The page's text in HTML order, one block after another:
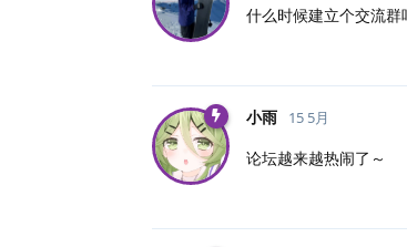
什么时候建立个交流群
小雨 15 5月
论坛越来越热闹了～